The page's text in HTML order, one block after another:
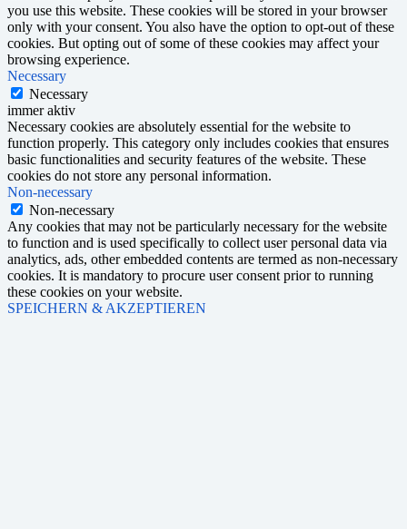
you use this website. These cookies will be stored in your browser
only with your consent. You also have the option to opt-out of these
cookies. But opting out of some of these cookies may affect your
browsing experience.
Necessary
Necessary
immer aktiv
Necessary cookies are absolutely essential for the website to
function properly. This category only includes cookies that ensures
basic functionalities and security features of the website. These
cookies do not store any personal information.
Non-necessary
Non-necessary
Any cookies that may not be particularly necessary for the website
to function and is used specifically to collect user personal data via
analytics, ads, other embedded contents are termed as non-necessary
cookies. It is mandatory to procure user consent prior to running
these cookies on your website.
SPEICHERN & AKZEPTIEREN